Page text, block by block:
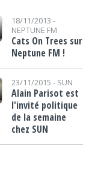
Lecteur audio18/11/2013 -
NEPTUNE FM
Cats On Trees sur
Neptune FM !
Lecteur audio
23/11/2015 - SUN
Alain Parisot est
l'invité politique
de la semaine
chez SUN